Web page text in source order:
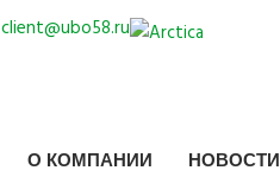
client@ubo58.ru
О КОМПАНИИ НОВОСТИ